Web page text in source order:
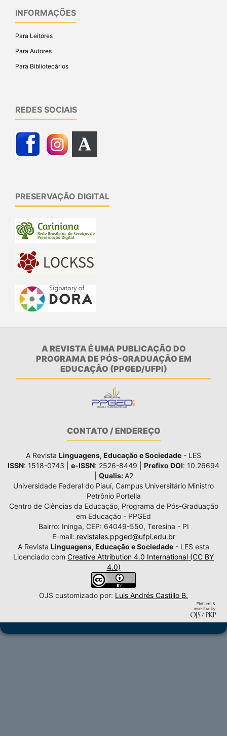
INFORMAÇÕES
Para Leitores
Para Autores
Para Bibliotecários
REDES SOCIAIS
PRESERVAÇÃO DIGITAL
A REVISTA É UMA PUBLICAÇÃO DO
PROGRAMA DE PÓS-GRADUAÇÃO EM
EDUCAÇÃO (PPGED/UFPI)
CONTATO / ENDEREÇO
A Revista Linguagens, Educação e Sociedade - LES
ISSN: 1518-0743 | e-ISSN: 2526-8449 | Prefixo DOI: 10.26694
Qualis: A2
Universidade Federal do Piauí, Campus Universitário Ministro
Petrônio Portella
Centro de Ciências da Educação, Programa de Pós-Graduação
em Educação - PPGEd
Bairro: Ininga, CEP: 64049-550, Teresina - PI
E-mail: revistales.ppged@ufpi.edu.br
A Revista Linguagens, Educação e Sociedade - LES esta
Licenciado com Creative Attribution 4.0 International (CC BY
4.0)
OJS customizado por: Luis Andrés Castillo B.